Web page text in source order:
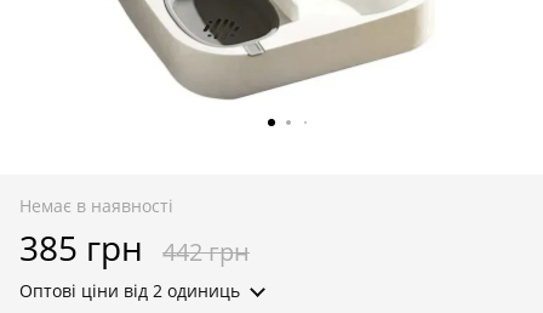
Немає в наявності
385 грн 442 грн
Оптові ціни від 2 одиниць